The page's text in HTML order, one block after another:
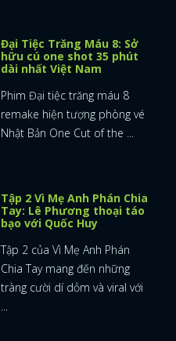
Đại Tiệc Trăng Máu 8: Sở
hữu cú one shot 35 phút
dài nhất Việt Nam
Phim Đại tiệc trăng máu 8
remake hiện tượng phòng vé
Nhật Bản One Cut of the ...
Tập 2 Vì Mẹ Anh Phán Chia
Tay: Lê Phương thoại táo
bạo với Quốc Huy
Tập 2 của Vì Mẹ Anh Phán
Chia Tay mang đến những
tràng cười dí dỏm và viral với
...